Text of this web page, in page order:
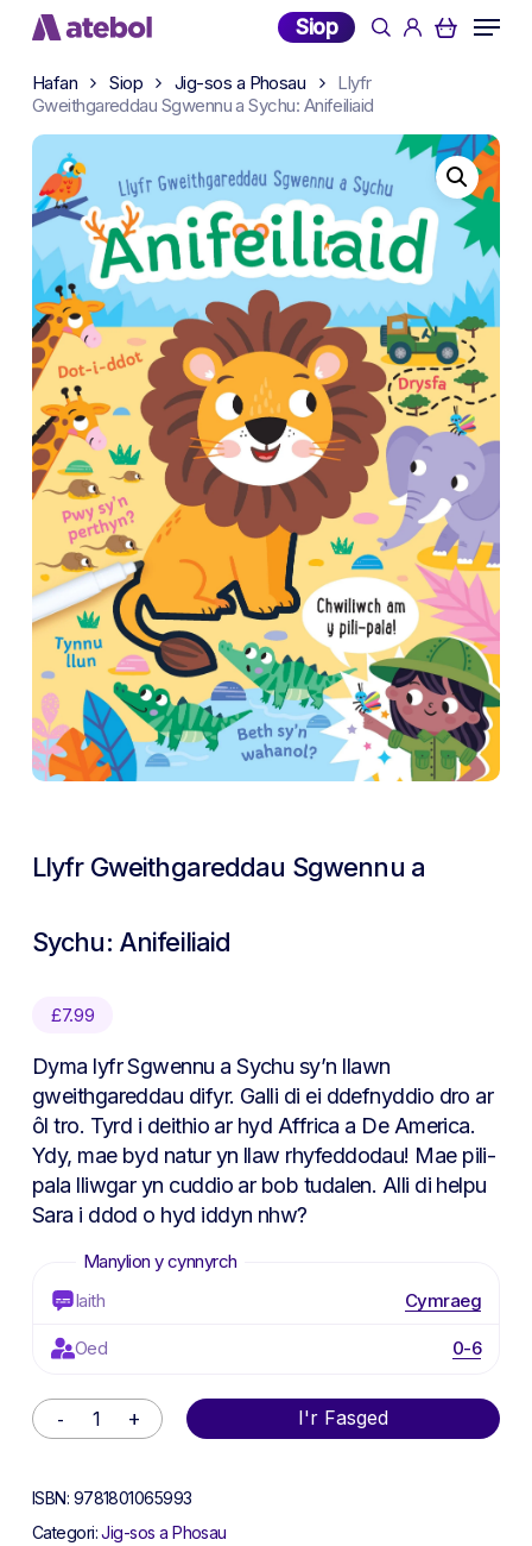
Skip
main
content
Siop searchaccount
Menu
Hafan Siop Jig-sos a Phosau
Llyfr
Gweithgareddau Sgwennu a Sychu: Anifeiliaid
Llyfr Gweithgareddau Sgwennu a
Sychu: Anifeiliaid
£7.99
Dyma lyfr Sgwennu a Sychu sy’n llawn
gweithgareddau difyr. Galli di ei ddefnyddio dro ar
ôl tro. Tyrd i deithio ar hyd Affrica a De America.
Ydy, mae byd natur yn llaw rhyfeddodau! Mae pili-
pala lliwgar yn cuddio ar bob tudalen. Alli di helpu
Sara i ddod o hyd iddyn nhw?
Iaith Cymraeg
Oed 0-6
I'r Fasged
Alternative:
ISBN: 9781801065993
Categori:Jig-sos a Phosau